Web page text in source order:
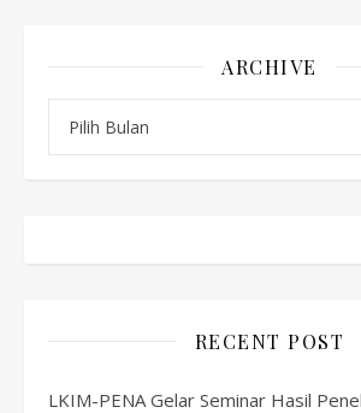
ARCHIVE
RECENT POST
LKIM-PENA Gelar Seminar Hasil